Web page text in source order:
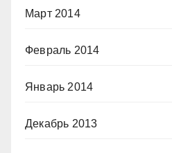
Март 2014
Февраль 2014
Январь 2014
Декабрь 2013